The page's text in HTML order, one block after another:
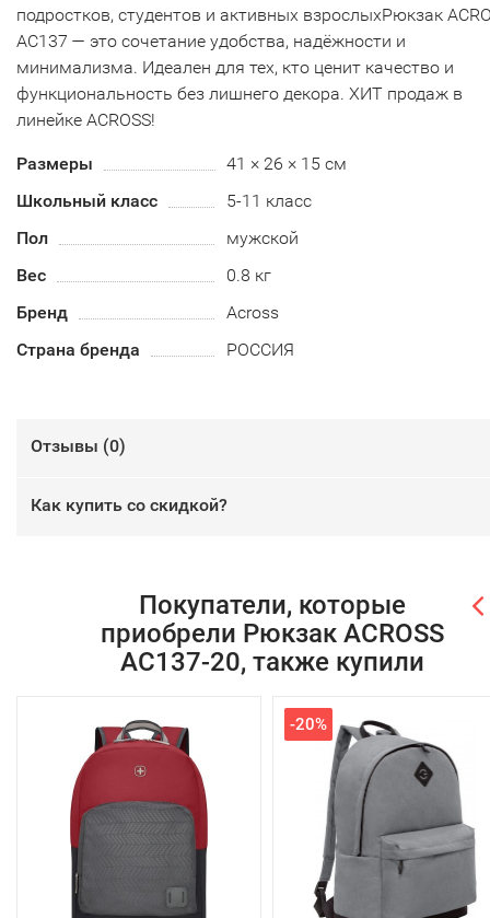
подростков, студентов и активных взрослыхРюкзак
AC137 — это сочетание удобства, надёжности и
минимализма. Идеален для тех, кто ценит качество и
функциональность без лишнего декора. ХИТ продаж в
линейке ACROSS!
Размеры
41 × 26 × 15 см
Школьный класс
5-11 класс
Пол
мужской
Вес
0.8 кг
Бренд
Across
Страна бренда
РОССИЯ
Отзывы (0)
Как купить со скидкой?
Покупатели, которые
приобрели Рюкзак ACROSS
AC137-20, также купили
-20%